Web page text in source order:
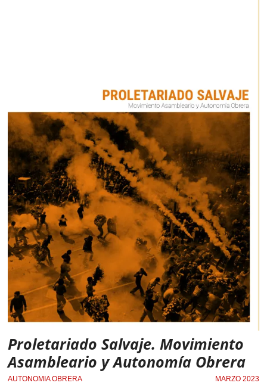
Proletariado Salvaje. Movimiento
Asambleario y Autonomía Obrera
AUTONOMIA OBRERA MARZO 2023